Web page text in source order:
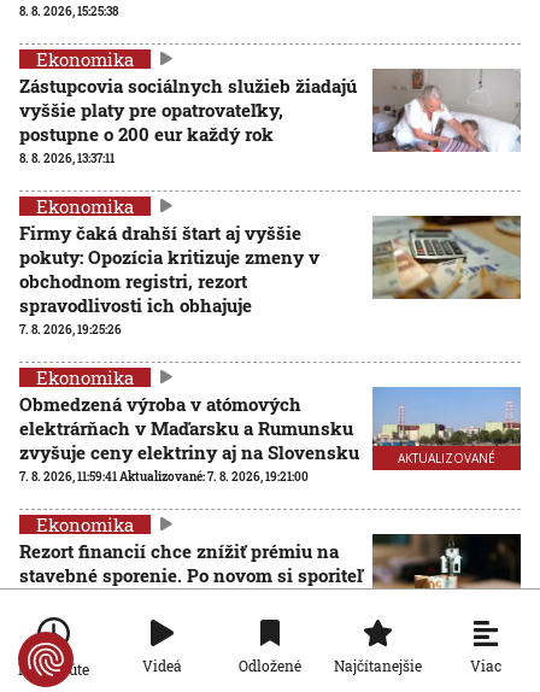
8. 8. 2026, 15:25:38
Ekonomika
Zástupcovia sociálnych služieb žiadajú
vyššie platy pre opatrovateľky,
postupne o 200 eur každý rok
8. 8. 2026, 13:37:11
Ekonomika
Firmy čaká drahší štart aj vyššie
pokuty: Opozícia kritizuje zmeny v
obchodnom registri, rezort
spravodlivosti ich obhajuje
7. 8. 2026, 19:25:26
AKTUALIZOVANÉ
Ekonomika
Obmedzená výroba v atómových
elektrárňach v Maďarsku a Rumunsku
zvyšuje ceny elektriny aj na Slovensku
7. 8. 2026, 11:59:41 Aktualizované:7. 8. 2026, 19:21:00
Ekonomika
Rezort financií chce znížiť prémiu na
stavebné sporenie. Po novom si sporiteľ
7. 8. 2026, 10:34:48
Po minúte Videá Odložené Najčítanejšie Viac